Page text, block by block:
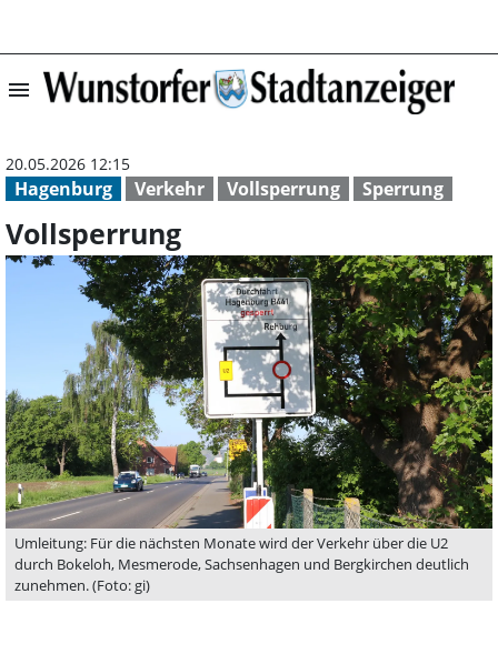
menu Vollsperrung |
Hagenburg Verkehr Vollsperrung Sperrung
20.05.2026 12:15
Vollsperrung
Umleitung: Für die nächsten Monate wird der Verkehr über die U2
durch Bokeloh, Mesmerode, Sachsenhagen und Bergkirchen deutlich
zunehmen. (Foto: gi)